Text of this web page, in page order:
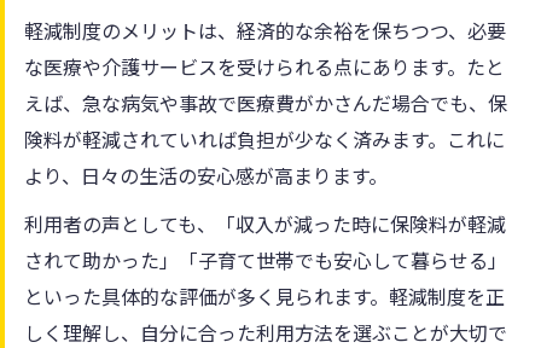
軽減制度のメリットは、経済的な余裕を保ちつつ、必要
な医療や介護サービスを受けられる点にあります。たと
えば、急な病気や事故で医療費がかさんだ場合でも、保
険料が軽減されていれば負担が少なく済みます。これに
より、日々の生活の安心感が高まります。
利用者の声としても、「収入が減った時に保険料が軽減
されて助かった」「子育て世帯でも安心して暮らせる」
といった具体的な評価が多く見られます。軽減制度を正
しく理解し、自分に合った利用方法を選ぶことが大切で